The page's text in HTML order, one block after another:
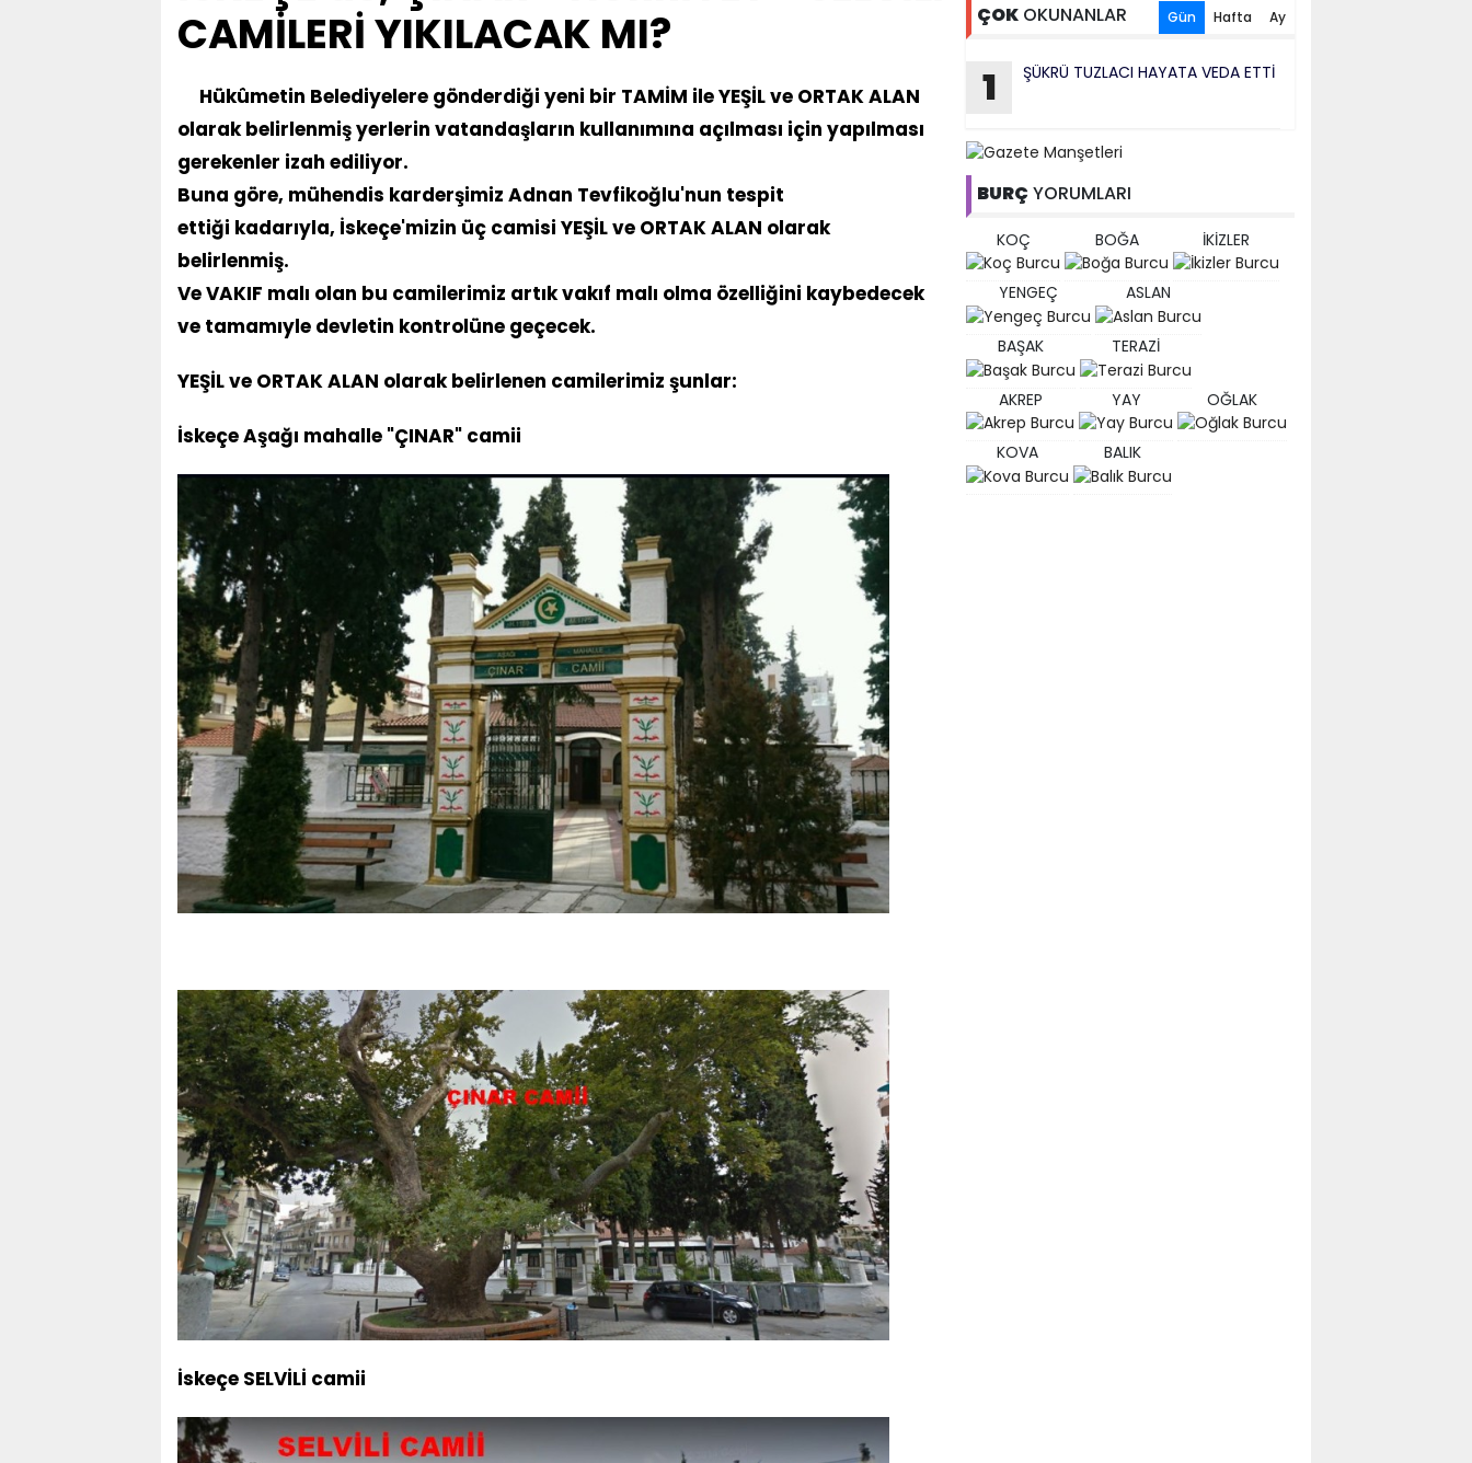
Eurostat: Η Ελλάδα στις πρώτες θέσεις της Ευρώπης στο
Έρχεται θερμή εισβολή: Που θα «χτυπήσουν» 40αρια
CAMİLERİ YIKILACAK MI?
Hükûmetin Belediyelere gönderdiği yeni bir TAMİM ile YEŞİL ve ORTAK ALAN
olarak belirlenmiş yerlerin vatandaşların kullanımına açılması için yapılması
gerekenler izah ediliyor.
Buna göre, mühendis karderşimiz Adnan Tevfikoğlu'nun tespit
ettiği kadarıyla, İskeçe'mizin üç camisi YEŞİL ve ORTAK ALAN olarak
belirlenmiş.
Ve VAKIF malı olan bu camilerimiz artık vakıf malı olma özelliğini kaybedecek
ve tamamıyle devletin kontrolüne geçecek.
YEŞİL ve ORTAK ALAN olarak belirlenen camilerimiz şunlar:
İskeçe Aşağı mahalle "ÇINAR" camii
İskeçe SELVİLİ camii
ÇOK OKUNANLAR Gün Hafta Ay
1 ŞÜKRÜ TUZLACI HAYATA VEDA ETTİ
BURÇ YORUMLARI
KOÇ BOĞA İKİZLER
YENGEÇ ASLAN
BAŞAK TERAZİ
AKREP YAY OĞLAK
KOVA BALIK